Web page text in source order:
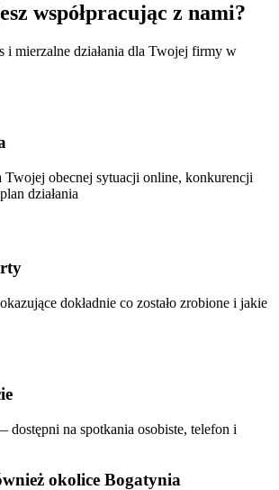
współpracując z nami?
i mierzalne działania dla Twojej firmy w
Twojej obecnej sytuacji online, konkurencji
działania
dokładnie co zostało zrobione i jakie
dostępni na spotkania osobiste, telefon i
okolice Bogatynia